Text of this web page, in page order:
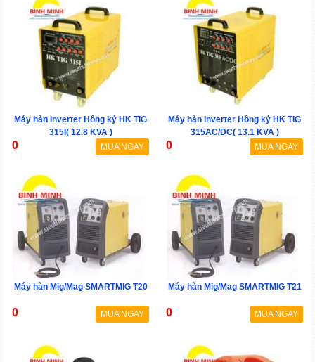
Máy hàn Inverter Hồng ký HK TIG
315I( 12.8 KVA )
0 MUA NGAY
Máy hàn Inverter Hồng ký HK TIG
315AC/DC( 13.1 KVA )
0 MUA NGAY
Máy hàn Mig/Mag SMARTMIG T20
0 MUA NGAY
Máy hàn Mig/Mag SMARTMIG T21
0 MUA NGAY